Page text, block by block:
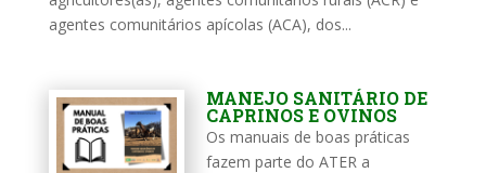
agentes comunitários apícolas (ACA), dos...
MANEJO SANITÁRIO DE
CAPRINOS E OVINOS
Os manuais de boas práticas
fazem parte do ATER a